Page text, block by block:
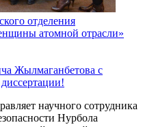
отделения
атомной отрасли»
Жылмаганбетова с
научного сотрудника
Нурбола